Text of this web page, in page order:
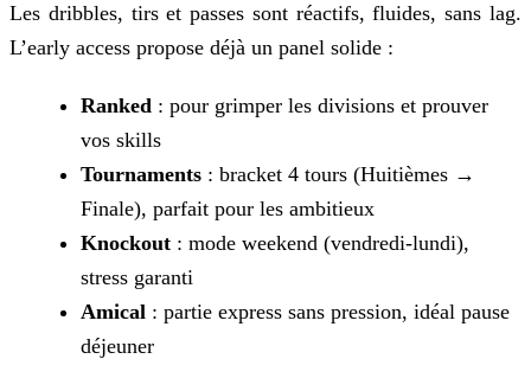
Les dribbles, tirs et passes sont réactifs, fluides, sans lag.
L’early access propose déjà un panel solide :
Ranked : pour grimper les divisions et prouver
vos skills
Tournaments : bracket 4 tours (Huitièmes →
Finale), parfait pour les ambitieux
Knockout : mode weekend (vendredi-lundi),
stress garanti
Amical : partie express sans pression, idéal pause
déjeuner